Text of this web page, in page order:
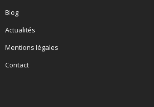
Blog
Actualités
Mentions légales
Contact